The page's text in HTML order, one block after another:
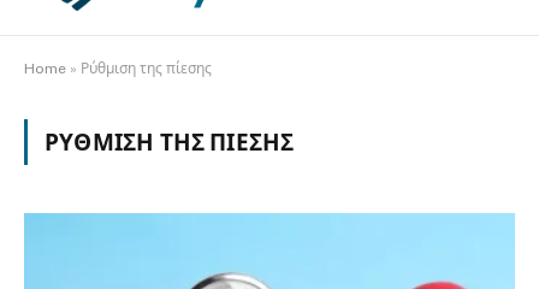
Home » Ρύθμιση της πίεσης
ΡΎΘΜΙΣΗ ΤΗΣ ΠΊΕΣΗΣ